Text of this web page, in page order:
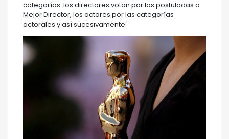
categorías: los directores votan por las postuladas a
Mejor Director, los actores por las categorías
actorales y así sucesivamente.